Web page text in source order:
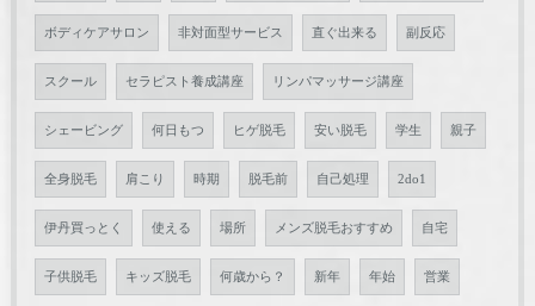
ボディケアサロン 非対面型サービス 直ぐ出来る 副反応
スクール セラピスト養成講座 リンパマッサージ講座
シェービング 何日もつ ヒゲ脱毛 安い脱毛 学生 親子
全身脱毛 肩こり 時期 脱毛前 自己処理 2do1
伊丹買っとく 使える 場所 メンズ脱毛おすすめ 自宅
子供脱毛 キッズ脱毛 何歳から？ 新年 年始 営業